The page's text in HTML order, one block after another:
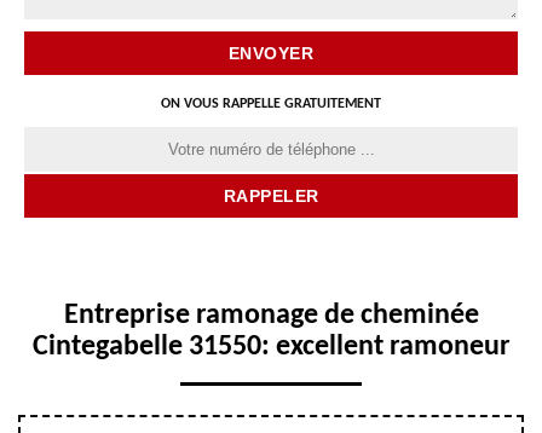
ON VOUS RAPPELLE GRATUITEMENT
Entreprise ramonage de cheminée
Cintegabelle 31550: excellent ramoneur